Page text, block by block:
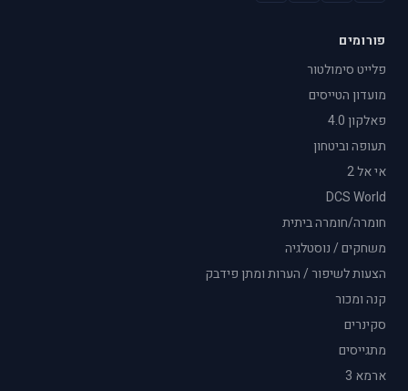
פורומים
פלייט סימולטור
מועדון הטייסים
פאלקון 4.0
תעופה וביטחון
אי אל 2
DCS World
חומרה/חומרה ביתית
משחקים / נוסטלגיה
הצעות לשיפור / הערות ומתן פידבק
קנה ומכור
סקינרים
מתגייסים
ארמא 3